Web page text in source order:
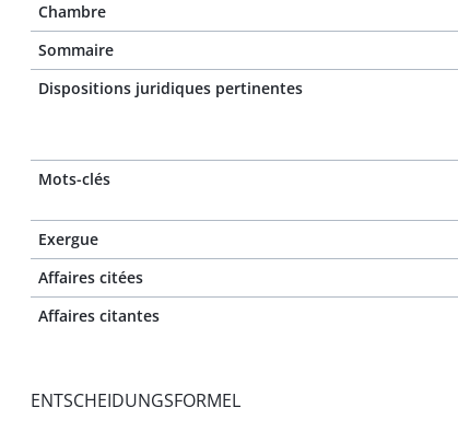
Chambre
Sommaire
Dispositions juridiques pertinentes
Mots-clés
Exergue
Affaires citées
Affaires citantes
ENTSCHEIDUNGSFORMEL